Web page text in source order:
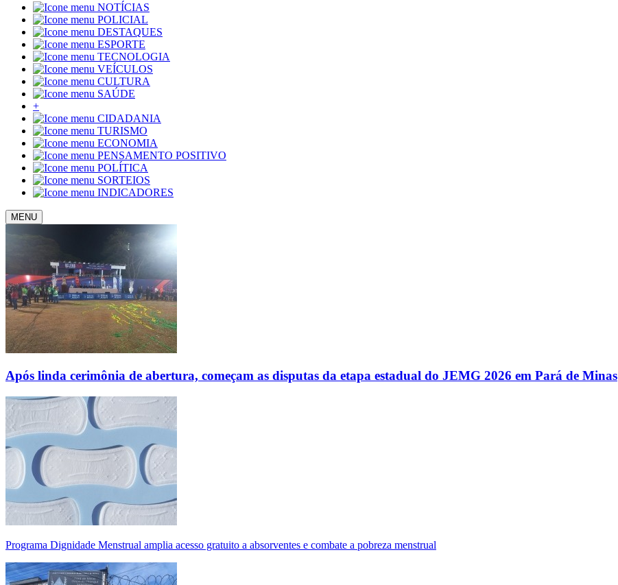
NOTÍCIAS
POLICIAL
DESTAQUES
ESPORTE
TECNOLOGIA
VEÍCULOS
CULTURA
SAÚDE
+
CIDADANIA
TURISMO
ECONOMIA
PENSAMENTO POSITIVO
POLÍTICA
SORTEIOS
INDICADORES
MENU
Após linda cerimônia de abertura, começam as disputas da etapa estadual do JEMG 2026 em Pará de Minas
Programa Dignidade Menstrual amplia acesso gratuito a absorventes e combate a pobreza menstrual